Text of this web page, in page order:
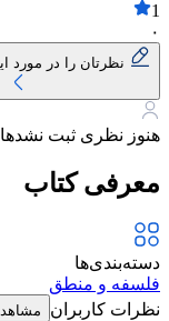
1
۰
نظرتان را در مورد
هنوز نظری ثبت نشده
معرفی کتاب
دسته‌بندی‌ها
فلسفه و منطق
نظرات کاربران